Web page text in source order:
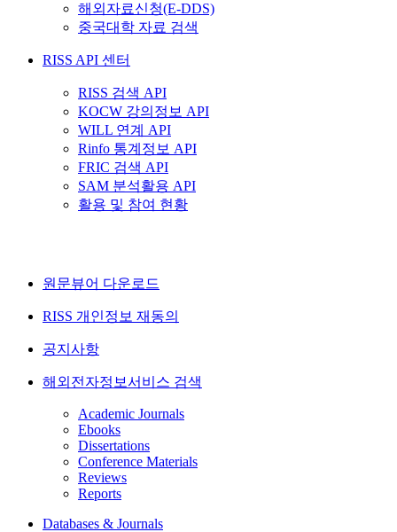
해외자료신청(E-DDS)
중국대학 자료 검색
RISS API 센터
RISS 검색 API
KOCW 강의정보 API
WILL 연계 API
Rinfo 통계정보 API
FRIC 검색 API
SAM 분석활용 API
활용 및 참여 현황
원문뷰어 다운로드
RISS 개인정보 재동의
공지사항
해외전자정보서비스 검색
Academic Journals
Ebooks
Dissertations
Conference Materials
Reviews
Reports
Databases & Journals